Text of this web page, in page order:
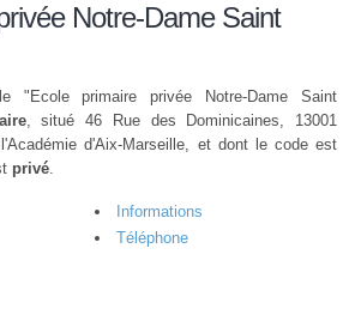
Notre-Dame Saint
"Ecole primaire privée Notre-Dame Saint
, situé 46 Rue des Dominicaines, 13001
d'Aix-Marseille, et dont le code est
privé.
Informations
Téléphone